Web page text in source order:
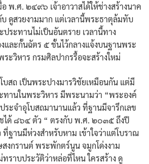
พ.ศ. ๒๔๙๖ เจ้าอาวาสได้ให้ช่างสร้างนาค
ดูสวยงามมาก แต่เวลานี้พระธาตุล้มทับ
ระทานไม่เป็นอันตราย เวลานี้ทาง
และกั้นฉัตร ๕ ชั้นไว้กลางแจ้งบนฐานพระ
ะวิหาร กรมศิลปากรรื้อจะสร้างใหม่
สถ เป็นพระปางมารวิชัยเหมือนกัน แต่มี
านในพระวิหาร มีพระนามว่า “พระองค์
ระจำอุโบสถมานานแล้ว ที่ฐานมีจารึกเลข
ได้ ๘๖๔ ตัว “ ตรงกับ พ.ศ. ๒๐๓๕ ถึงปี
ฐานมีห่วงสำหรับหาม เข้าใจว่าแต่โบราณ
สงกรานต์ พระพักตร์นูน จมูกโด่งงาม
ทราบประวัติว่าหล่อที่ไหน ใครสร้าง ดู